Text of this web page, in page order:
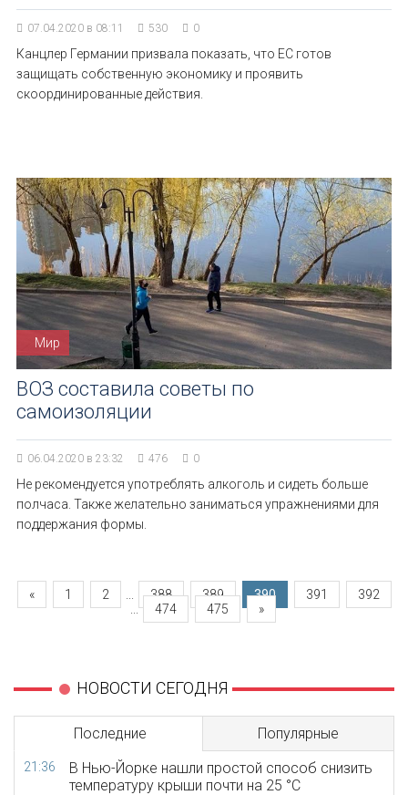
07.04.2020 в 08:11 530 0
Канцлер Германии призвала показать, что ЕС готов
защищать собственную экономику и проявить
скоординированные действия.
Мир
ВОЗ составила советы по
самоизоляции
06.04.2020 в 23:32 476 0
Не рекомендуется употреблять алкоголь и сидеть больше
полчаса. Также желательно заниматься упражнениями для
поддержания формы.
« 1 2 388 389 390 391
392
474 475 »
НОВОСТИ СЕГОДНЯ
Последние Популярные
21:36
В Нью-Йорке нашли простой способ снизить
температуру крыши почти на 25 °C